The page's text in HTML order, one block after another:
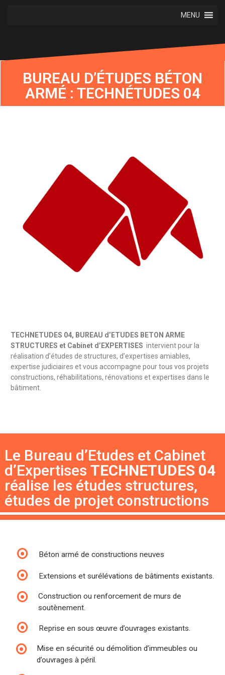
MENU
BUREAU D’ÉTUDES BÉTON
ARMÉ : TECHNÉTUDES 04
TECHNETUDES 04, BUREAU d’ETUDES BETON ARME
STRUCTURES et Cabinet d’EXPERTISES intervient pour la
réalisation d’études de structures, d’expertises amiables,
expertise judiciaires et vous accompagne pour tous vos projets
constructions, réhabilitations, rénovations et expertises dans le
bâtiment.
Le Bureau d’Etudes et Cabinet
d’Expertises TECHNETUDES 04
réalise les études structures,
études de projet constructions
Béton armé de constructions neuves
Extensions et surélévations de bâtiments existants.
Construction ou renforcement de murs de
soutènement.
Reprise en sous œuvre d’ouvrages existants.
Mise en sécurité ou démolition d’immeubles ou
d’ouvrages à péril.